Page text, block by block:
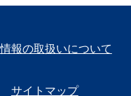
報の取扱いについて
サイトマップ